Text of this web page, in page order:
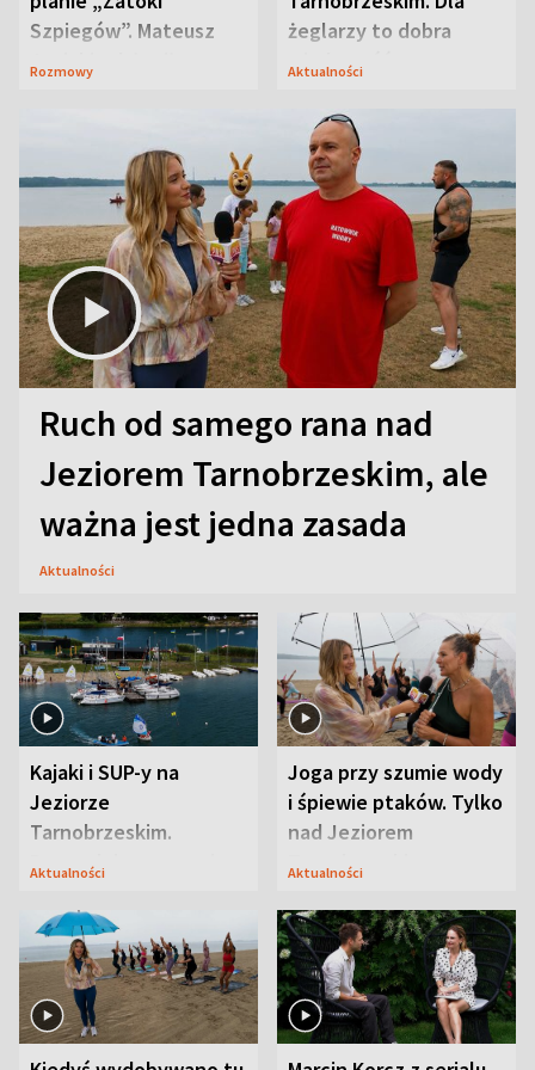
Szpiegów”. Mateusz
Janicki odsłonił
Rozmowy
żeglarzy to dobra
wiadomość
Aktualności
Ruch od samego rana nad
Jeziorem Tarnobrzeskim, ale
ważna jest jedna zasada
Aktualności
Kajaki i SUP-y na
Jeziorze
Tarnobrzeskim.
Przyrodnicy zwracają
Aktualności
Joga przy szumie wody
i śpiewie ptaków. Tylko
nad Jeziorem
Tarnobrzeskim
Aktualności